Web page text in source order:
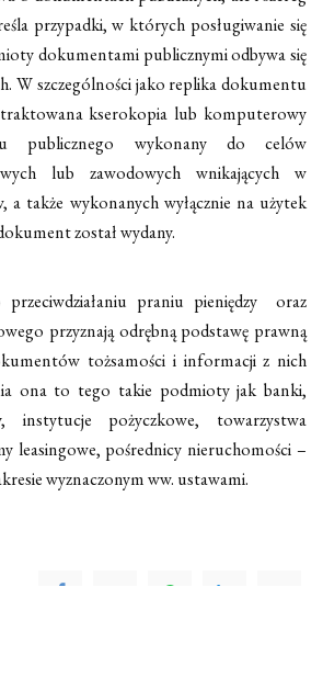
przypadki, w których posługiwanie się
dokumentami publicznymi odbywa się
W szczególności jako replika dokumentu
kserokopia lub komputerowy
publicznego wykonany do celów
lub zawodowych wnikających w
a także wykonanych wyłącznie na użytek
został wydany.
praniu pieniędzy oraz
przyznają odrębną podstawę prawną
tożsamości i informacji z nich
ona to tego takie podmioty jak banki,
instytucje pożyczkowe, towarzystwa
leasingowe, pośrednicy nieruchomości –
wyznaczonym ww. ustawami.